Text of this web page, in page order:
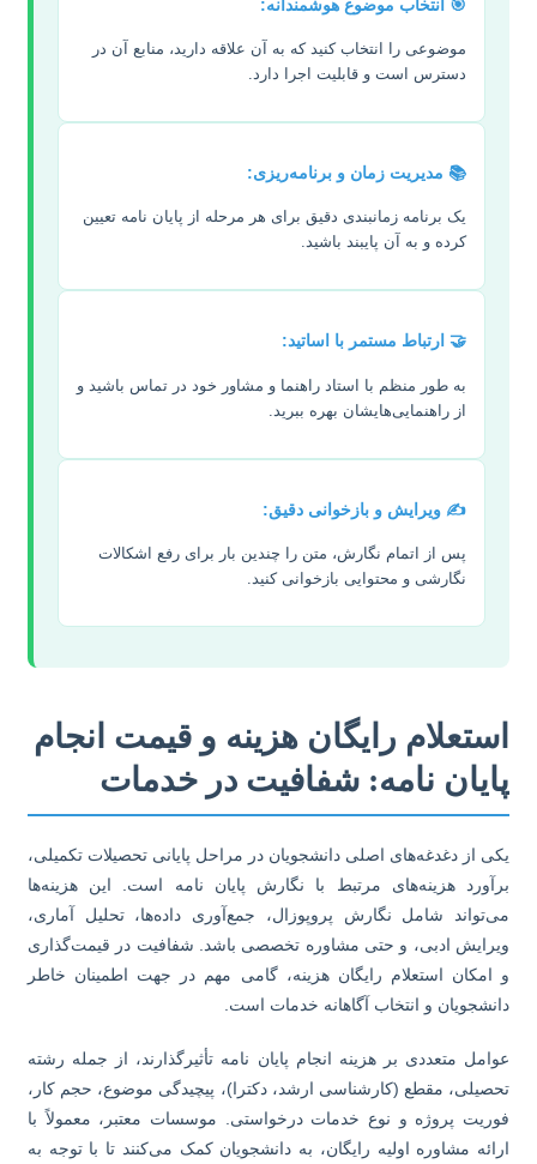
🎯 انتخاب موضوع هوشمندانه:
موضوعی را انتخاب کنید که به آن علاقه دارید، منابع آن در
دسترس است و قابلیت اجرا دارد.
📚 مدیریت زمان و برنامه‌ریزی:
یک برنامه زمانبندی دقیق برای هر مرحله از پایان نامه تعیین
کرده و به آن پایبند باشید.
🤝 ارتباط مستمر با اساتید:
به طور منظم با استاد راهنما و مشاور خود در تماس باشید و
از راهنمایی‌هایشان بهره ببرید.
✍️ ویرایش و بازخوانی دقیق:
پس از اتمام نگارش، متن را چندین بار برای رفع اشکالات
نگارشی و محتوایی بازخوانی کنید.
رایگان هزینه و قیمت انجام
نامه: شفافیت در خدمات
از دغدغه‌های اصلی دانشجویان در مراحل پایانی تحصیلات تکمیلی،
هزینه‌های مرتبط با نگارش پایان نامه است. این هزینه‌ها
شامل نگارش پروپوزال، جمع‌آوری داده‌ها، تحلیل آماری،
ادبی، و حتی مشاوره تخصصی باشد. شفافیت در قیمت‌گذاری
استعلام رایگان هزینه، گامی مهم در جهت اطمینان خاطر
و انتخاب آگاهانه خدمات است.
متعددی بر هزینه انجام پایان نامه تأثیرگذارند، از جمله رشته
مقطع (کارشناسی ارشد، دکترا)، پیچیدگی موضوع، حجم کار،
پروژه و نوع خدمات درخواستی. موسسات معتبر، معمولاً با
مشاوره اولیه رایگان، به دانشجویان کمک می‌کنند تا با توجه به